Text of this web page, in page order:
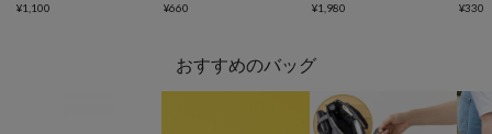
¥1,100
¥660
¥1,980 ¥330
おすすめのバッグ